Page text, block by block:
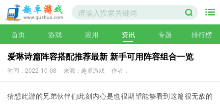
首页 游戏 应用 资讯 专题 排行榜
爱琳诗篇阵容搭配推荐最新 新手可用阵容组合一览
时间：2022-10-08 来源：趣卓游戏 作者：
猜想此游的兄弟伙伴们此刻内心是也很期望能够看到这篇很无敌的